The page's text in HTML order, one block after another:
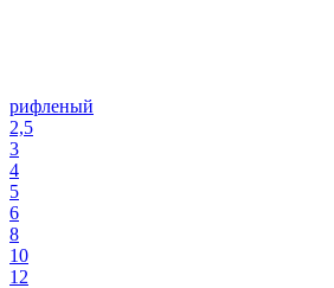
рифленый
2,5
3
4
5
6
8
10
12